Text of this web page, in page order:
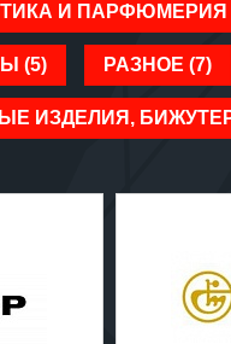
И ПАРФЮМЕРИЯ
(5) РАЗНОЕ (7)
ИЗДЕЛИЯ,